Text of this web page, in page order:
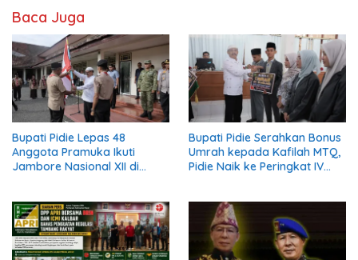
Baca Juga
Bupati Pidie Lepas 48
Anggota Pramuka Ikuti
Jambore Nasional XII di
Bupati Pidie Serahkan Bonus
Umrah kepada Kafilah MTQ,
Pidie Naik ke Peringkat IV